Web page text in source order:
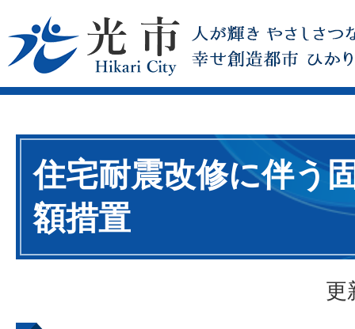
住宅耐震改修に伴う
額措置
更